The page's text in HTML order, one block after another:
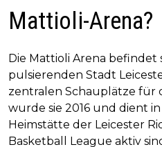
Mattioli-Arena?
Die Mattioli Arena befindet
pulsierenden Stadt
zentralen Schauplätze für
wurde sie 2016 und dient
Heimstätte der Leicester
Basketball League aktiv